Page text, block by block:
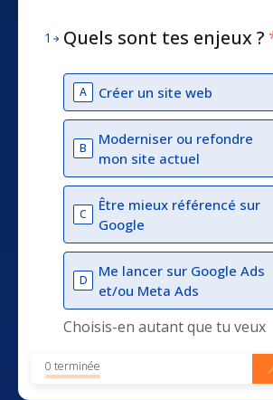
1 Quels sont tes enjeux ?
A Créer un site web
B
Moderniser ou refondre
mon site actuel
C
Être mieux référencé sur
Google
D
Me lancer sur Google Ads
et/ou Meta Ads
Choisis-en autant que tu veux
0 terminée